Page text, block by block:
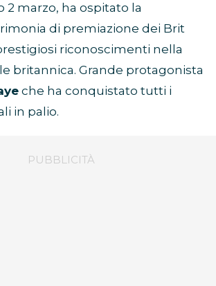
2 marzo, ha ospitato la
di premiazione dei Brit
riconoscimenti nella
britannica. Grande protagonista
che ha conquistato tutti i
in palio.